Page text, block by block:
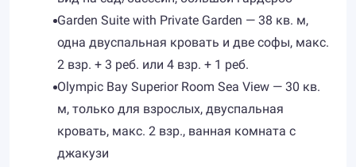
Garden Suite with Private Garden — 38 кв. м,
одна двуспальная кровать и две софы, макс.
2 взр. + 3 реб. или 4 взр. + 1 реб.
Olympic Bay Superior Room Sea View — 30 кв.
м, только для взрослых, двуспальная
кровать, макс. 2 взр., ванная комната с
джакузи